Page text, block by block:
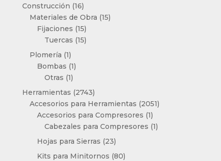
Construcción 1616
productos
Materiales de Obra 1515
Fijaciones 1515
productos
Tuercas 1515
Plomería 11
producto
Bombas 11
Otras 11
producto
Herramientas 27432743
productos
Accesorios para Herramientas 20512051
Accesorios para Compresores 11
producto
Cabezales para Compresores 11
Hojas para Sierras 2323
productos
Kits para Minitornos 8080